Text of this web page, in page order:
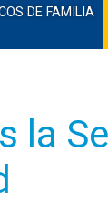
DE FAMILIA
la